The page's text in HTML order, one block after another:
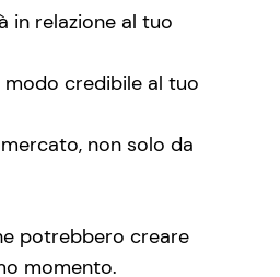
in relazione al tuo
credibile al tuo
non solo da
potrebbero creare
momento.